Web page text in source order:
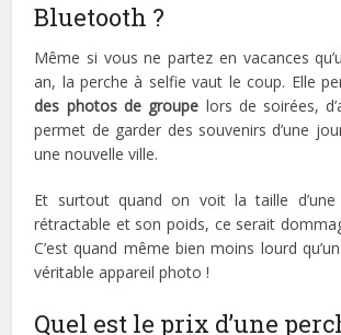
Bluetooth ?
Même si vous ne partez en vacances
an, la perche à selfie vaut le coup. Elle
des photos de groupe lors de soirées,
permet de garder des souvenirs d’une
une nouvelle ville.
Et surtout quand on voit la taille
rétractable et son poids, ce serait
C’est quand même bien moins lourd
véritable appareil photo !
Quel est le prix d’une